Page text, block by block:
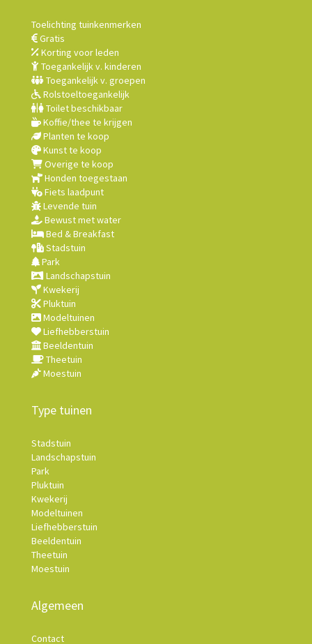
Toelichting tuinkenmerken
Gratis
Korting voor leden
Toegankelijk v. kinderen
Toegankelijk v. groepen
Rolstoeltoegankelijk
Toilet beschikbaar
Koffie/thee te krijgen
Planten te koop
Kunst te koop
Overige te koop
Honden toegestaan
Fiets laadpunt
Levende tuin
Bewust met water
Bed & Breakfast
Stadstuin
Park
Landschapstuin
Kwekerij
Pluktuin
Modeltuinen
Liefhebberstuin
Beeldentuin
Theetuin
Moestuin
Type tuinen
Stadstuin
Landschapstuin
Park
Pluktuin
Kwekerij
Modeltuinen
Liefhebberstuin
Beeldentuin
Theetuin
Moestuin
Algemeen
Contact